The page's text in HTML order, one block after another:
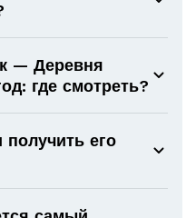
— Деревня
где смотреть?
его